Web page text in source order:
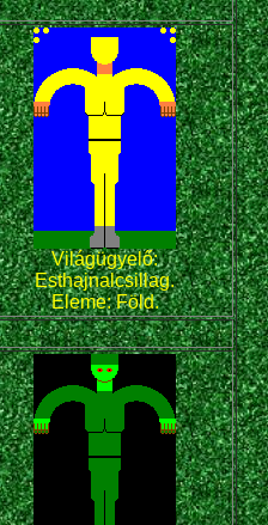
Világügyelő:
Esthajnalcsillag.
Eleme: Föld.